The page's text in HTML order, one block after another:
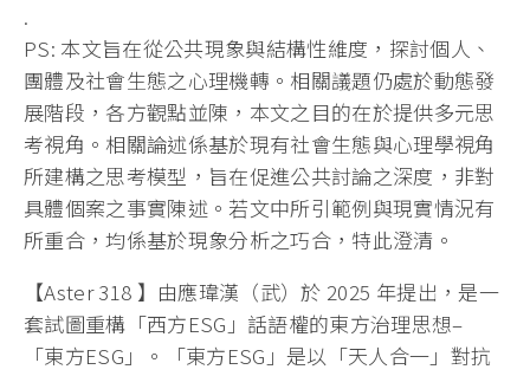
.
PS: 本文旨在從公共現象與結構性維度，探討個人、
團體及社會生態之心理機轉。相關議題仍處於動態發
展階段，各方觀點並陳，本文之目的在於提供多元思
考視角。相關論述係基於現有社會生態與心理學視角
所建構之思考模型，旨在促進公共討論之深度，非對
具體個案之事實陳述。若文中所引範例與現實情況有
所重合，均係基於現象分析之巧合，特此澄清。
【Aster 318 】由應瑋漢（武）於 2025 年提出，是一
套試圖重構「西方ESG」話語權的東方治理思想–
「東方ESG」。「東方ESG」是以「天人合一」對抗